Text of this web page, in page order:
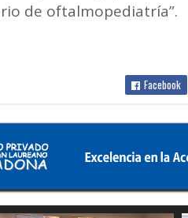
de oftalmopediatría”.
Facebook